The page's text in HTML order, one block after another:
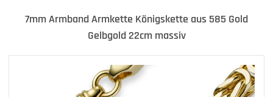
7mm Armband Armkette Königskette aus 585 Gold
Gelbgold 22cm massiv